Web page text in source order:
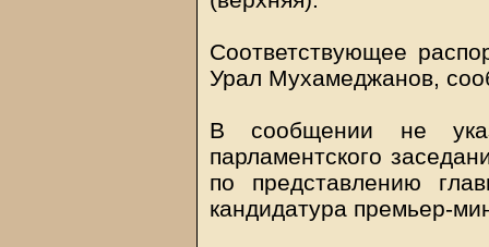
Соответствующее
Урал Мухамеджанов,
В сообщении не
парламентского
по представлению
кандидатура премьер-